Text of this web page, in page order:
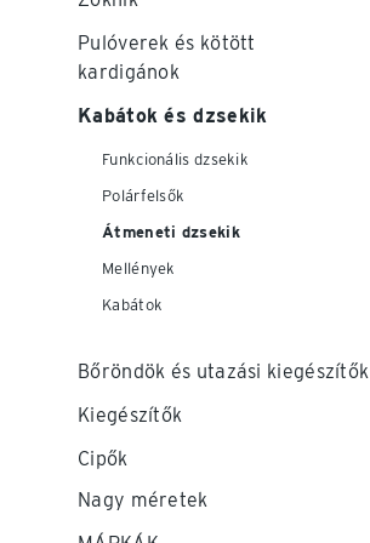
Pulóverek és kötött
kardigánok
Kabátok és dzsekik
Funkcionális dzsekik
Polárfelsők
Átmeneti dzsekik
Mellények
Kabátok
Bőröndök és utazási kiegészítők
Kiegészítők
Cipők
Nagy méretek